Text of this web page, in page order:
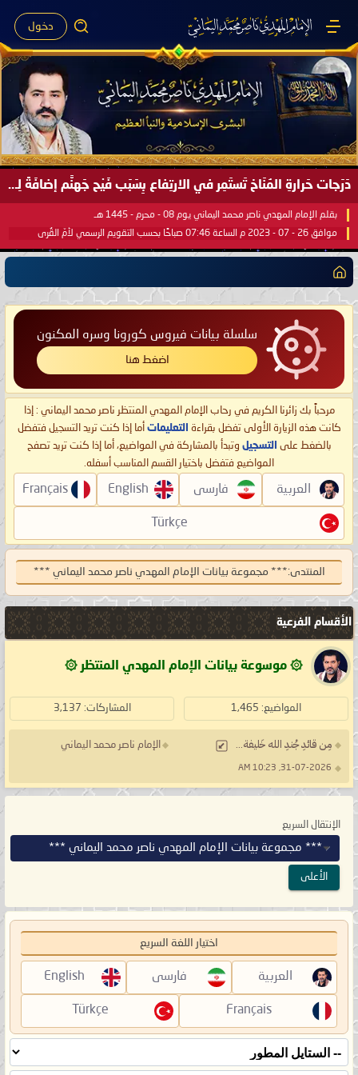
دخول
دَرَجات حَرارةِ المُنَاخ تَستَمِر في الارتِفاع بِسَبَب فَيْح جَهنَّم إضافَةً لِحرارةِ الشَّمس في مُحكَم القُرآن العَظيم ..
بقلم الإمام المهدي ناصر محمد اليماني يوم 08 - محرم - 1445 هـ
موافق 26 - 07 - 2023 م الساعة 07:46 صباحًا بحسب التقويم الرسمي لأمّ القُرى
سلسلة بيانات فيروس كورونا وسره المكنون
اضغط هنا
مرحباً بك زائرنا الكريم في رحاب الإمام المهدي المنتظر ناصر محمد اليماني : إذا
كانت هذه الزيارة الأولى تفضل بقراءة التعليمات أما إذا كنت تريد التسجيل فتفضل
بالضغط على التسجيل وتبدأ بالمشاركة في المواضيع، أما إذا كنت تريد تصفح
المواضيع فتفضل باختيار القسم المناسب أسفله.
العربية فارسی English
Français
Türkçe
المنتدى:*** مجموعة بيانات الإمام المهدي ناصر محمد اليماني ***
الأقسام الفرعية
۞ موسوعة بيانات الإمام المهدي المنتظر ۞
المواضيع: 1,465 المشاركات: 3,137
مِن قائدِ جُندِ الله خَليفة... الإمام ناصر محمد اليماني
31-07-2026, 10:23 AM
الإنتقال السريع
*** مجموعة بيانات الإمام المهدي ناصر محمد اليماني ***
الأعلى
اختيار اللغة السريع
العربية فارسی English
Français
Türkçe